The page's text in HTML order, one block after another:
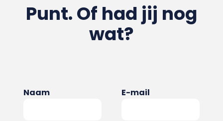
Punt. Of had jij nog
wat?
Naam E-mail